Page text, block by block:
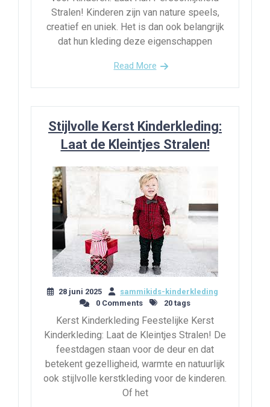
Stralen! Kinderen zijn van nature speels,
creatief en uniek. Het is dan ook belangrijk
dat hun kleding deze eigenschappen
Read More
Stijlvolle Kerst Kinderkleding:
Laat de Kleintjes Stralen!
28 juni 2025
sammikids-kinderkleding
0 Comments
20 tags
Kerst Kinderkleding Feestelijke Kerst
Kinderkleding: Laat de Kleintjes Stralen! De
feestdagen staan voor de deur en dat
betekent gezelligheid, warmte en natuurlijk
ook stijlvolle kerstkleding voor de kinderen.
Of het